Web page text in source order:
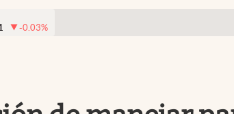
-0.03%